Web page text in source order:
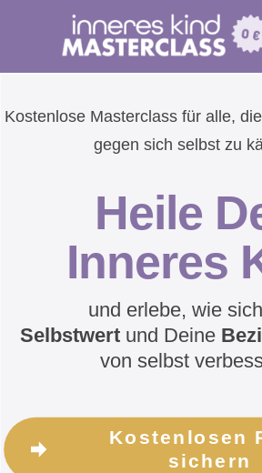
Kostenlose Masterclass für alle,
gegen sich selbst zu
Heile
Inneres
und erlebe, wie
Selbstwert und Deine
von selbst
Kostenlosen
sichern